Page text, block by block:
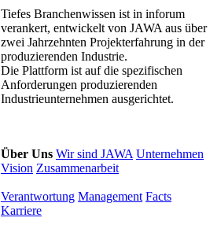
Tiefes Branchenwissen ist in inforum
verankert, entwickelt von JAWA aus über
zwei Jahrzehnten Projekterfahrung in der
produzierenden Industrie.
Die Plattform ist auf die spezifischen
Anforderungen produzierenden
Industrieunternehmen ausgerichtet.
Über Uns Wir sind JAWA Unternehmen
Vision Zusammenarbeit
Verantwortung Management Facts
Karriere